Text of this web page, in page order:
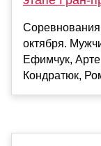
Соревнования
октября.
Ефимчук,
Кондратюк,